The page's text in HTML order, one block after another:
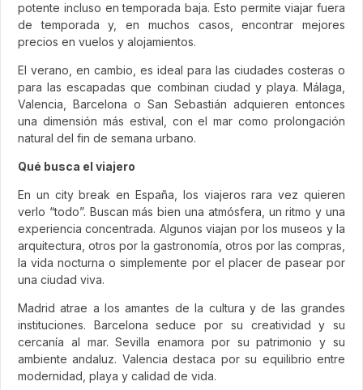
potente incluso en temporada baja. Esto permite viajar fuera
de temporada y, en muchos casos, encontrar mejores
precios en vuelos y alojamientos.
El verano, en cambio, es ideal para las ciudades costeras o
para las escapadas que combinan ciudad y playa. Málaga,
Valencia, Barcelona o San Sebastián adquieren entonces
una dimensión más estival, con el mar como prolongación
natural del fin de semana urbano.
Qué busca el viajero
En un city break en España, los viajeros rara vez quieren
verlo “todo”. Buscan más bien una atmósfera, un ritmo y una
experiencia concentrada. Algunos viajan por los museos y la
arquitectura, otros por la gastronomía, otros por las compras,
la vida nocturna o simplemente por el placer de pasear por
una ciudad viva.
Madrid atrae a los amantes de la cultura y de las grandes
instituciones. Barcelona seduce por su creatividad y su
cercanía al mar. Sevilla enamora por su patrimonio y su
ambiente andaluz. Valencia destaca por su equilibrio entre
modernidad, playa y calidad de vida.